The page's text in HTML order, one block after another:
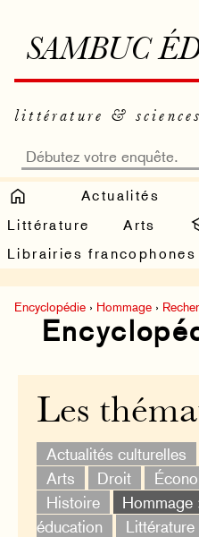
SAMBUC
littérature & sciences
Actualités
Littérature
Arts
Librairies francophones
Encyclopédie › Hommage ›
Les
Actualités culturelles
Arts
Droit
Histoire
Hommage
éducation
Littérature